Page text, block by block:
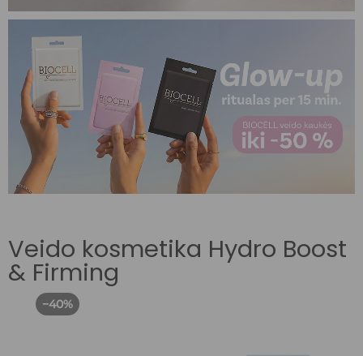
Veido kosmetika Hydro Boost
& Firming
−40%